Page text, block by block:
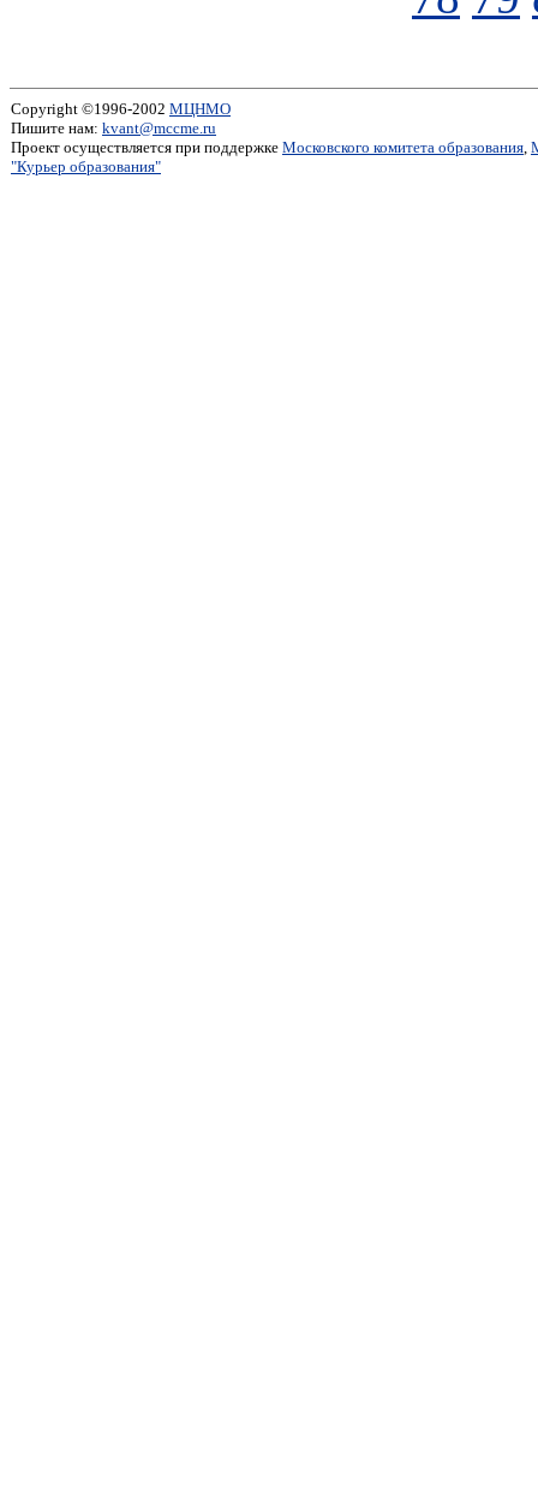
Copyright ©1996-2002 МЦНМО
Пишите нам: kvant@mccme.ru
Проект осуществляется при поддержке Московского комитета образования,
"Курьер образования"